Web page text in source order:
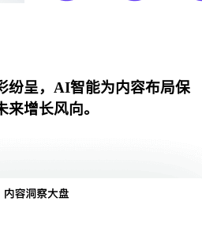
纷呈，AI智能为内容布局保
增长风向。